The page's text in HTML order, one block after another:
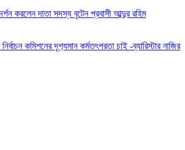
করলেন দাতা সদস্য বৃটেন প্রবাসী আব্দুর রহিম
কমিশনের দৃশ‍্যমান কর্মতৎপরতা চাই -ব্যারিস্টার নাজির